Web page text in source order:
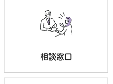
相談窓口